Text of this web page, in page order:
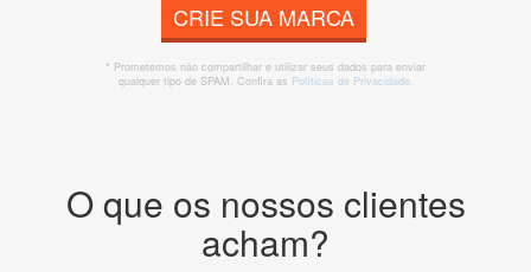
CRIE SUA MARCA
* Prometemos não compartilhar e utilizar seus dados para enviar
qualquer tipo de SPAM. Confira as Políticas de Privacidade.
O que os nossos clientes
acham?